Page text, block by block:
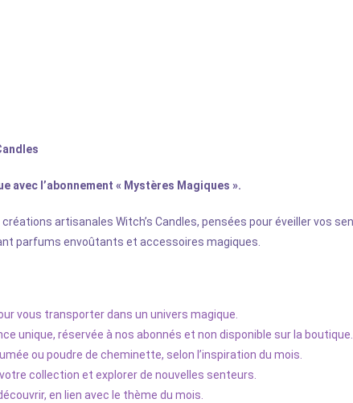
avec l’abonnement « Mystères Magiques ».
artisanales Witch’s Candles, pensées pour éveiller vos
parfums envoûtants et accessoires magiques.
vous transporter dans un univers magique.
unique, réservée à nos abonnés et non disponible sur la boutique.
ou poudre de cheminette, selon l’inspiration du mois.
collection et explorer de nouvelles senteurs.
en lien avec le thème du mois.